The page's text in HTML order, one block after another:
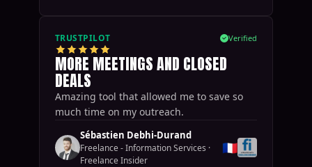
TRUSTPILOT Verified
MORE MEETINGS AND CLOSED
DEALS
Amazing tool that allowed me to save so
much time on my outreach.
Sébastien Debhi-Durand
Freelance - Information Services ·
Freelance Insider
🇫🇷